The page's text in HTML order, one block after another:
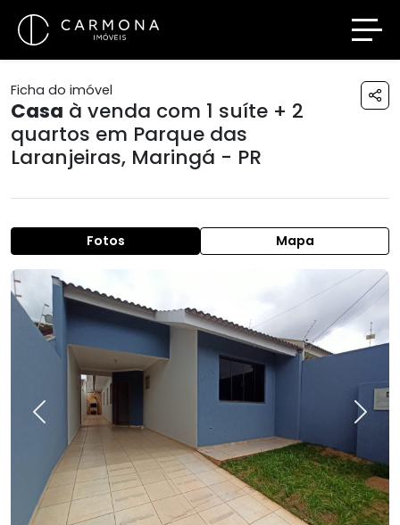
Ficha do imóvel
Casa à venda com 1 suíte + 2
quartos em Parque das
Laranjeiras, Maringá - PR
Fotos Mapa
Previous Next